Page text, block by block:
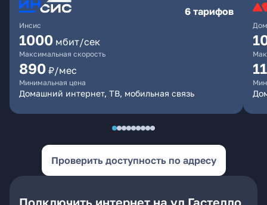
Инсис
6 тарифов
1000 мбит/сек
Максимальная скорость
890 ₽/мес
Минимальная цена
Домашний интернет, ТВ, мобильная связь
Проверить доступность по адресу
Подключить интернет на ул Гастелло